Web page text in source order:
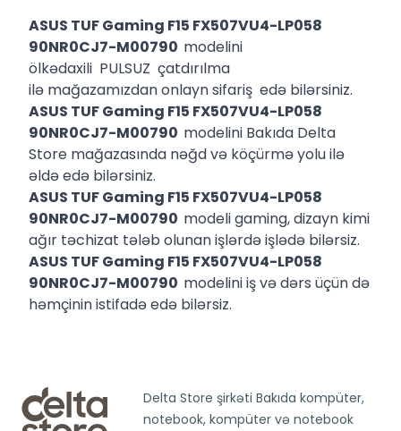
ASUS TUF Gaming F15 FX507VU4-LP058
90NR0CJ7-M00790 modelini
ölkədaxili PULSUZ çatdırılma
ilə mağazamızdan onlayn sifariş edə bilərsiniz.
ASUS TUF Gaming F15 FX507VU4-LP058
90NR0CJ7-M00790 modelini Bakıda Delta
Store mağazasında nəğd və köçürmə yolu ilə
əldə edə bilərsiniz.
ASUS TUF Gaming F15 FX507VU4-LP058
90NR0CJ7-M00790 modeli gaming, dizayn kimi
ağır təchizat tələb olunan işlərdə işlədə bilərsiz.
ASUS TUF Gaming F15 FX507VU4-LP058
90NR0CJ7-M00790 modelini iş və dərs üçün də
həmçinin istifadə edə bilərsiz.
Delta Store şirkəti Bakıda kompüter,
notebook, kompüter və notebook